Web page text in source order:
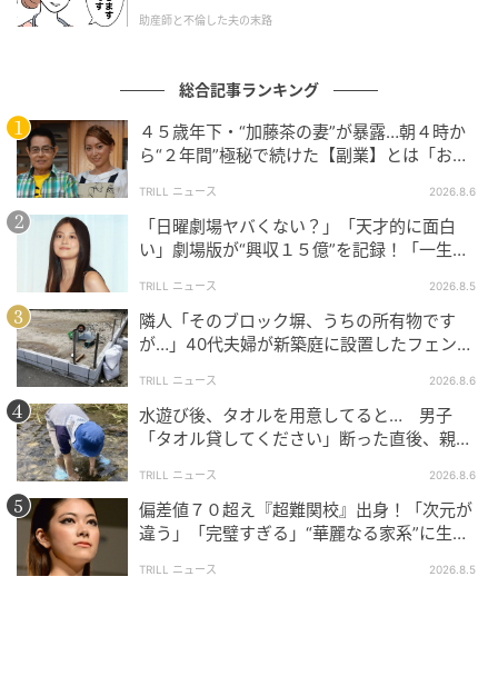
エキサイトニュース
助産師と不倫した夫の末路
総合記事ランキング
４５歳年下・“加藤茶の妻”が暴露…朝４時か
ら“２年間”極秘で続けた【副業】とは「お金
TRILL ニュース 2026.8.6
「日曜劇場ヤバくない？」「天才的に面白
い」劇場版が“興収１５億”を記録！「一生言
TRILL ニュース 2026.8.5
隣人「そのブロック塀、うちの所有物です
が…」40代夫婦が新築庭に設置したフェン
TRILL ニュース 2026.8.6
水遊び後、タオルを用意してると… 男子
「タオル貸してください」断った直後、親が
TRILL ニュース 2026.8.6
偏差値７０超え『超難関校』出身！「次元が
違う」「完璧すぎる」“華麗なる家系”に生ま
TRILL ニュース 2026.8.5